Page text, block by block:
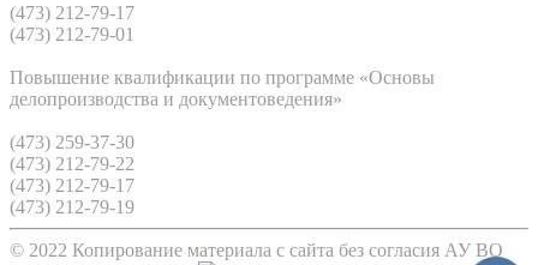
(473) 212-79-17
(473) 212-79-01
Повышение квалификации по программе «Основы
делопроизводства и документоведения»
(473) 259-37-30
(473) 212-79-22
(473) 212-79-17
(473) 212-79-19
© 2022 Копирование материала с сайта без согласия АУ ВО